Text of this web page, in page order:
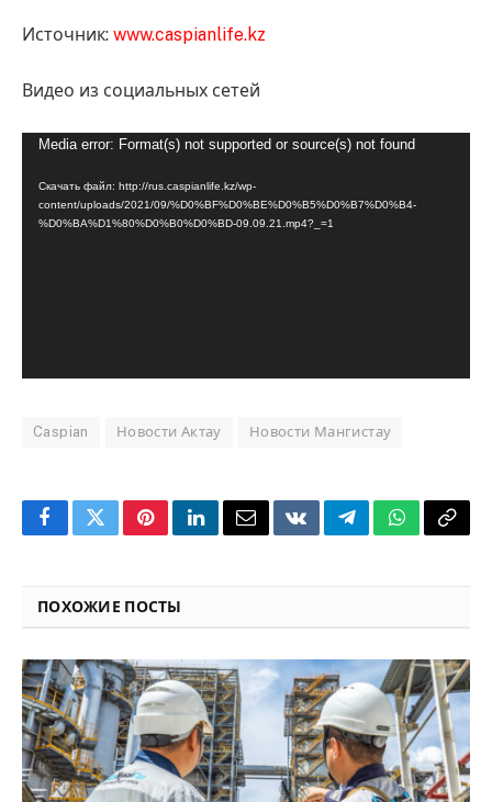
Источник: www.caspianlife.kz
Видео из социальных сетей
Видеоплеер
Media error: Format(s) not supported or source(s) not found
Скачать файл: http://rus.caspianlife.kz/wp-
content/uploads/2021/09/%D0%BF%D0%BE%D0%B5%D0%B7%D0%B4-
%D0%BA%D1%80%D0%B0%D0%BD-09.09.21.mp4?_=1
Caspian Новости Актау Новости Мангистау
FacebookTwitterPinterestLinkedInEmailVKontakteTelegramWhatsApp
Copy
ПОХОЖИЕ ПОСТЫ